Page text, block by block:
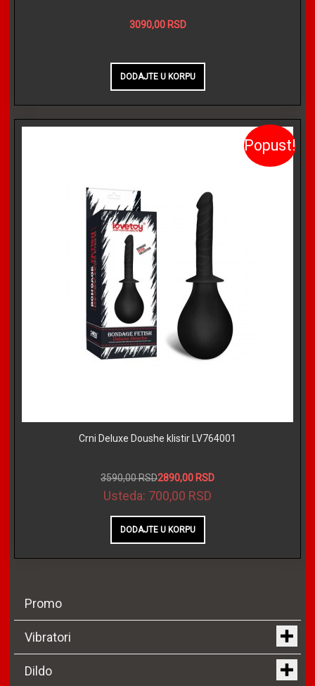
3090,00 RSD
Popust!
Crni Deluxe Doushe klistir LV764001
3590,00 RSD2890,00 RSD
Usteda: 700,00 RSD
Promo
Vibratori
Dildo